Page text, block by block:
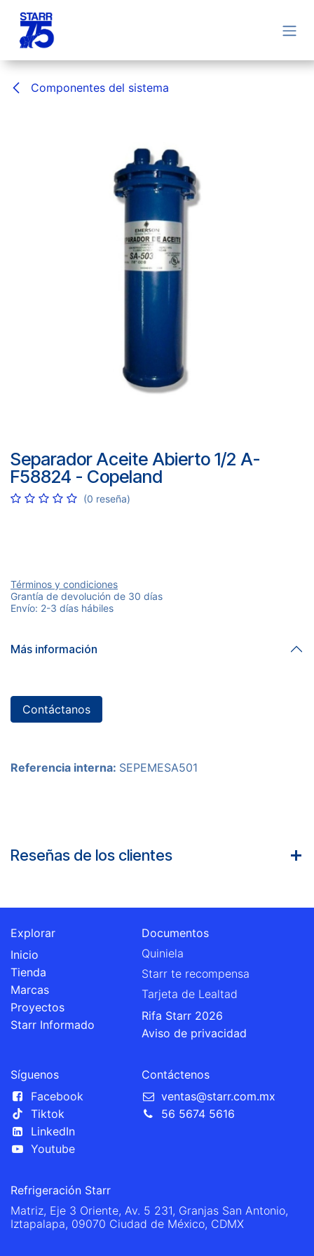
Componentes del sistema
Separador Aceite Abierto 1/2 A-
F58824 - Copeland
(0 reseña)
Términos y condiciones
Grantía de devolución de 30 días
Envío: 2-3 días hábiles
Más información
Contáctanos
Referencia interna: SEPEMESA501
Reseñas de los clientes
Explorar
Inicio
Tienda
Marcas
Proyectos
Starr Informado
Documentos
Quiniela
Starr te recompensa
Tarjeta de Lealtad
Rifa Starr 2026
Aviso de privacidad
Síguenos
Facebook
Tiktok
LinkedIn
Youtube
Contáctenos
ventas@starr.com.mx
56 5674 5616
Refrigeración Starr
Matriz, Eje 3 Oriente, Av. 5 231, Granjas San Antonio,
Iztapalapa, 09070 Ciudad de México, CDMX